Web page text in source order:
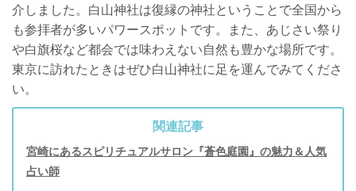
介しました。白山神社は復縁の神社ということで全国から
も参拝者が多いパワースポットです。また、あじさい祭り
や白旗桜など都会では味わえない自然も豊かな場所です。
東京に訪れたときはぜひ白山神社に足を運んでみてくださ
い。
関連記事
宮崎にあるスピリチュアルサロン『蒼色庭園』の魅力＆人気
占い師